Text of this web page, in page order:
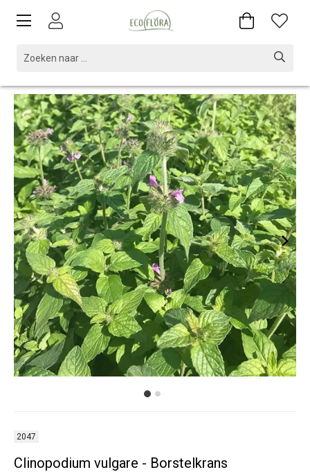
2047
Clinopodium vulgare - Borstelkrans